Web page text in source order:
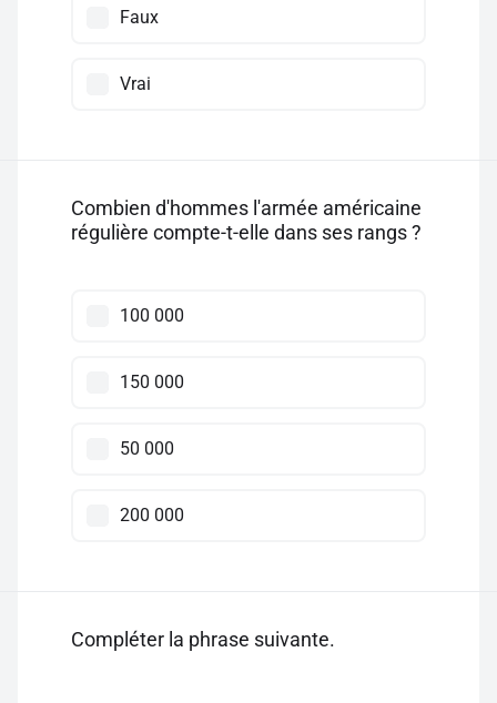
Faux
Vrai
Combien d'hommes l'armée américaine
régulière compte-t-elle dans ses rangs ?
100 000
150 000
50 000
200 000
Compléter la phrase suivante.